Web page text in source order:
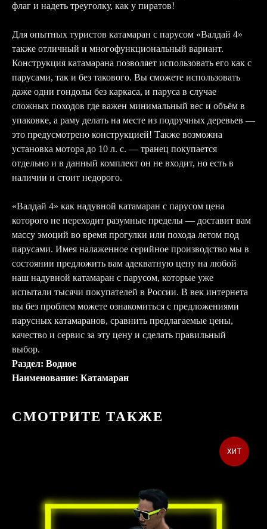
флаг и надеть треуголку, как у пиратов!
Для опытных туристов катамаран с парусом «Валдай 4»
также отличный и многофункциональный вариант.
Конструкция катамарана позволяет использовать его как с
парусами, так и без такового. Вы сможете использовать
даже одни гондолы без каркаса, и паруса в случае
сложных походов где важен минимальный вес и объём в
упаковке, а раму делать на месте из подручных деревьев —
это предусмотрено конструкцией! Также возможна
установка мотора до 10 л. с. — транец покупается
отдельно и в данный комплект он не входит, но есть в
наличии и стоит недорого.
«Валдай 4» как надувной катамаран с парусом цена
которого не переходит разумные пределы — доставит вам
массу эмоций во время прогулки или похода летом под
парусами. Имея налаженное серийное производство мы в
состоянии предложить вам адекватную цену на любой
наш надувной катамаран с парусом, которые уже
испытали тысячи покупателей в России. В век интернета
вы без проблем можете ознакомиться с предложениями
парусных катамаранов, сравнить предлагаемые цены,
качество и сервис за эту цену и сделать правильный
выбор.
Раздел: Водное
Наименование: Катамаран
СМОТРИТЕ ТАКЖЕ
ХИТ